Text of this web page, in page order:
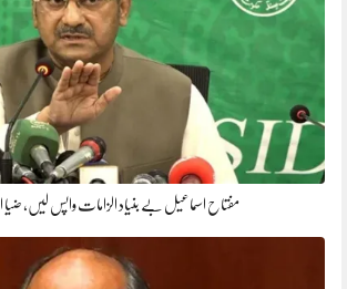
مفتاح اسماعیل بے بنیاد الزامات واپس لیں، ضیا